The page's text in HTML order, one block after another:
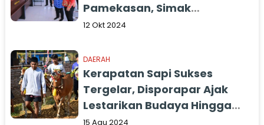
Pamekasan, Simak
Selengkapnya
12 Okt 2024
DAERAH
Kerapatan Sapi Sukses
Tergelar, Disporapar Ajak
Lestarikan Budaya Hingga
Wisata di Pamekasan
15 Agu 2024